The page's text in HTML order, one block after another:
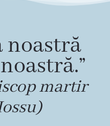
noastră
martir